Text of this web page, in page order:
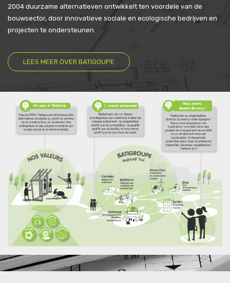
2004 duurzame alternatieven ontwikkelt ten voordele van de
bouwsector, door innovatieve sociale en ecologische bedrijven en
projecten te ondersteunen.
LEES MEER OVER BATIGOUPE